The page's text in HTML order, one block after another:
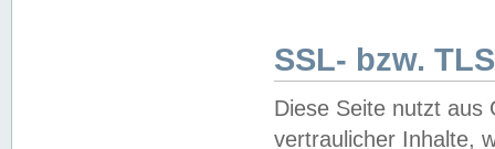
SSL- bzw.
Diese Seite nutzt aus
vertraulicher Inhalte,